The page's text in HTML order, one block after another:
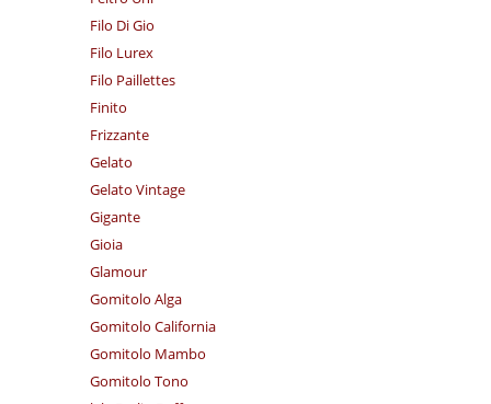
Filo Di Gio
Filo Lurex
Filo Paillettes
Finito
Frizzante
Gelato
Gelato Vintage
Gigante
Gioia
Glamour
Gomitolo Alga
Gomitolo California
Gomitolo Mambo
Gomitolo Tono